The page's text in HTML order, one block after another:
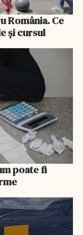
România. Ce
și cursul
poate fi